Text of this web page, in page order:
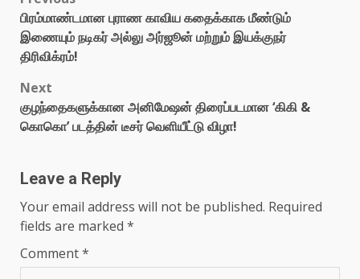
navigation
பிரம்மாண்டமான புராண காவிய கதைக்காக மீண்டும்
இணையும் நடிகர் அல்லு அர்ஜூன் மற்றும் இயக்குநர்
திரிவிக்ரம்!
Next
குழந்தைகளுக்கான அனிமேஷன் திரைப்படமான ‘கிகி &
கொகொ’ படத்தின் டீசர் வெளியீட்டு விழா!
Leave a Reply
Your email address will not be published. Required
fields are marked *
Comment*